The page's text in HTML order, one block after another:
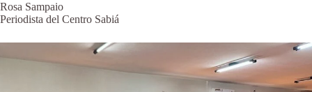
Rosa Sampaio
Periodista del Centro Sabiá